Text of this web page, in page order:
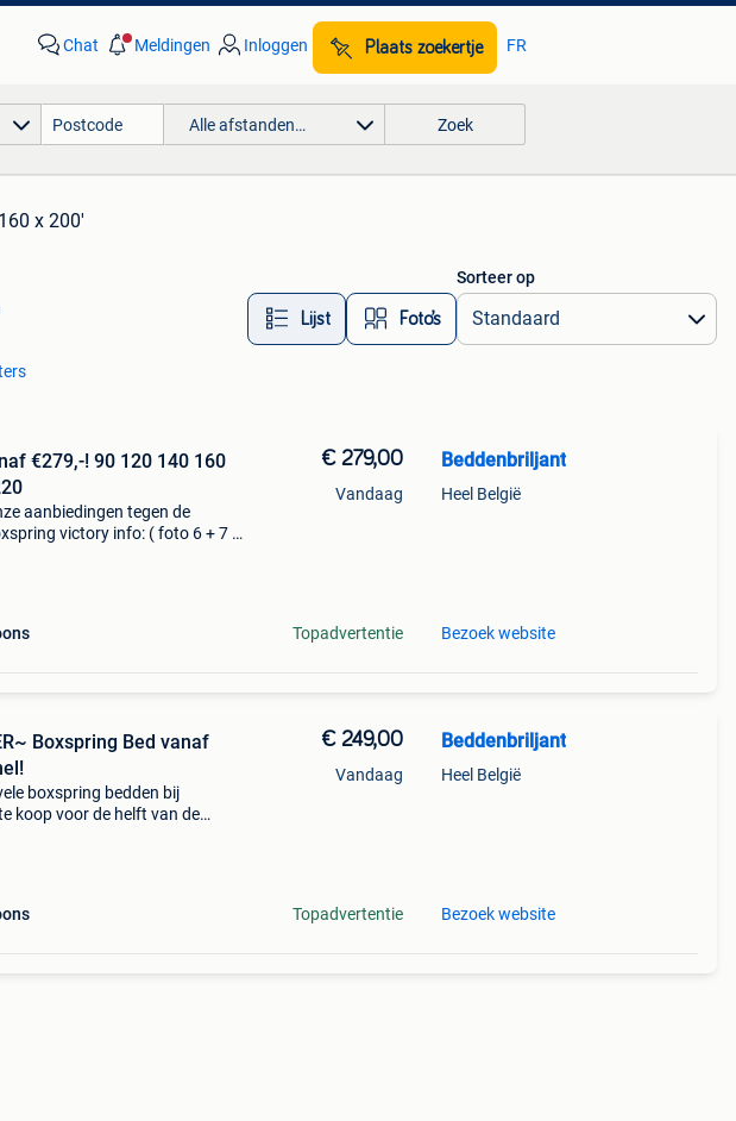
Chat Meldingen Inloggen Plaats zoekertje FR
Alle afstanden… Zoek
x 200'
Lijst Foto’s
Sorteer op
€279,-! 90 120 140 160
aanbiedingen tegen de
victory info: ( foto 6 + 7 )
€ 279,00
Vandaag
Topadvertentie
Beddenbriljant
Heel België
Bezoek website
Boxspring Bed vanaf
boxspring bedden bij
koop voor de helft van de
€ 249,00
Vandaag
Topadvertentie
Beddenbriljant
Heel België
Bezoek website